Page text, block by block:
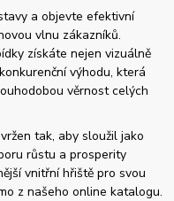
a objevte efektivní
vlnu zákazníků.
získáte nejen vizuálně
výhodu, která
věrnost celých
tak, aby sloužil jako
růstu a prosperity
vnitřní hřiště pro svou
z našeho online katalogu.